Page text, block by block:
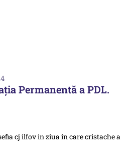
Permanentă a PDL.